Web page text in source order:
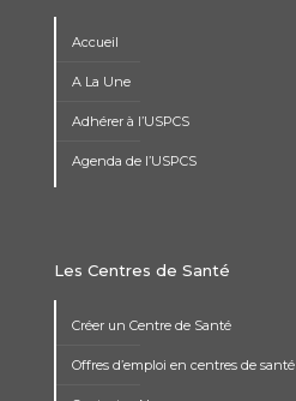
Accueil
A La Une
Adhérer à l’USPCS
Agenda de l’USPCS
Les Centres de Santé
Créer un Centre de Santé
Offres d’emploi en centres de santé